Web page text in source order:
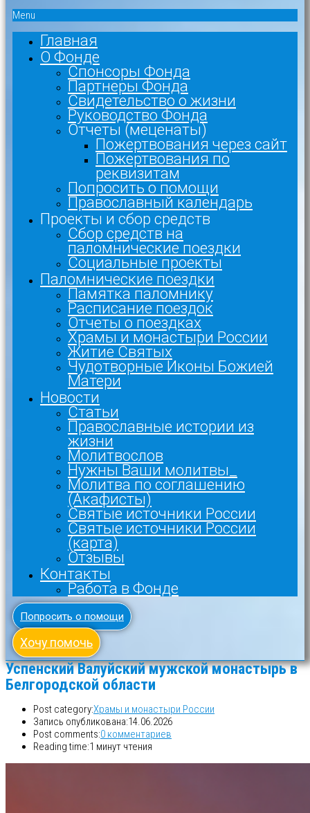
Menu
Главная
О Фонде
Спонсоры Фонда
Партнеры Фонда
Свидетельство о жизни
Руководство Фонда
Отчеты (меценаты)
Пожертвования через сайт
Пожертвования по
реквизитам
Попросить о помощи
Православный календарь
Проекты и сбор средств
Сбор средств на
паломнические поездки
Социальные проекты
Паломнические поездки
Памятка паломнику
Расписание поездок
Отчеты о поездках
Храмы и монастыри России
Житие Святых
Чудотворные Иконы Божией
Матери
Новости
Статьи
Православные истории из
жизни
Молитвослов
Нужны Ваши молитвы_
Молитва по соглашению
(Акафисты)
Святые источники России
Святые источники России
(карта)
Отзывы
Контакты
Работа в Фонде
Попросить о помощи
Хочу помочь
Успенский Валуйский мужской монастырь в
Белгородской области
Post category:Храмы и монастыри России
Запись опубликована:14.06.2026
Post comments:0 комментариев
Reading time:1 минут чтения